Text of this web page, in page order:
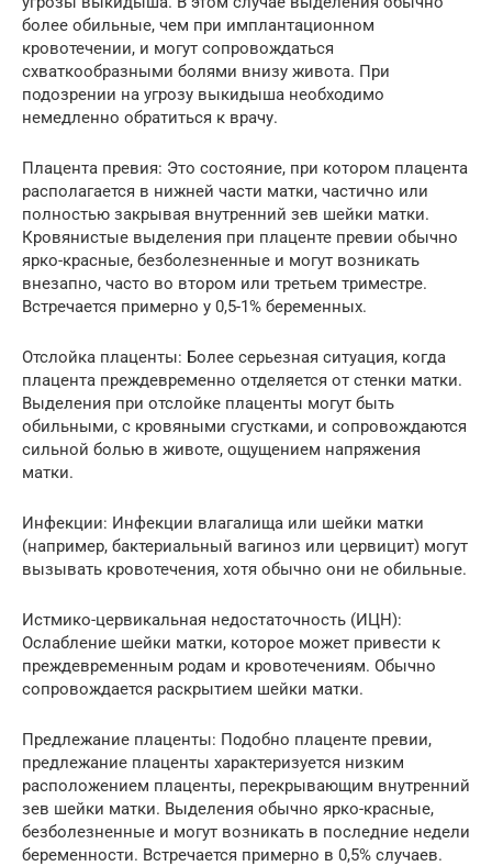
более обильные, чем при имплантационном
кровотечении, и могут сопровождаться
схваткообразными болями внизу живота. При
подозрении на угрозу выкидыша необходимо
немедленно обратиться к врачу.
Плацента превия: Это состояние, при котором плацента
располагается в нижней части матки, частично или
полностью закрывая внутренний зев шейки матки.
Кровянистые выделения при плаценте превии обычно
ярко-красные, безболезненные и могут возникать
внезапно, часто во втором или третьем триместре.
Встречается примерно у 0,5-1% беременных.
Отслойка плаценты: Более серьезная ситуация, когда
плацента преждевременно отделяется от стенки матки.
Выделения при отслойке плаценты могут быть
обильными, с кровяными сгустками, и сопровождаются
сильной болью в животе, ощущением напряжения
матки.
Инфекции: Инфекции влагалища или шейки матки
(например, бактериальный вагиноз или цервицит) могут
вызывать кровотечения, хотя обычно они не обильные.
Истмико-цервикальная недостаточность (ИЦН):
Ослабление шейки матки, которое может привести к
преждевременным родам и кровотечениям. Обычно
сопровождается раскрытием шейки матки.
Предлежание плаценты: Подобно плаценте превии,
предлежание плаценты характеризуется низким
расположением плаценты, перекрывающим внутренний
зев шейки матки. Выделения обычно ярко-красные,
безболезненные и могут возникать в последние недели
беременности. Встречается примерно в 0,5% случаев.